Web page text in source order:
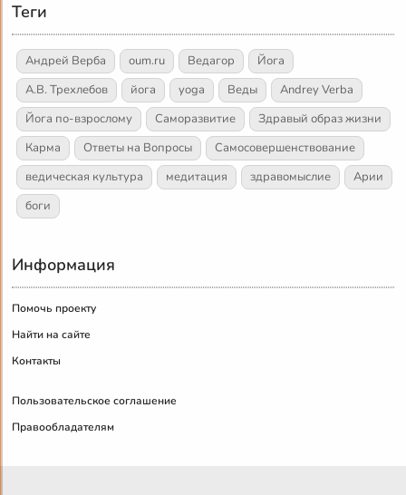
Теги
Андрей Верба oum.ru Ведагор
Йога
А.В. Трехлебов
йога yoga Веды
Andrey Verba
Йога по-взрослому
Саморазвитие
Здравый образ жизни
Карма
Ответы на Вопросы
Самосовершенствование
ведическая культура
медитация здравомыслие
Арии
боги
Информация
Помочь проекту
Найти на сайте
Контакты
Пользовательское соглашение
Правообладателям